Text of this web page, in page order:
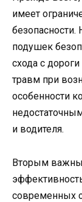
имеет
подушек
схода с
травм при
особенности
и водителя.
Вторым
современных